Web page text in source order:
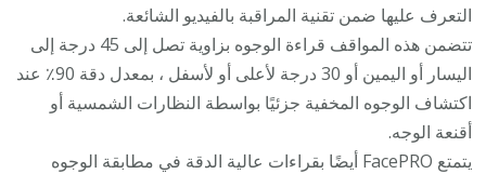
التعرف عليها ضمن تقنية المراقبة بالفيديو الشائعة.
تتضمن هذه المواقف قراءة الوجوه بزاوية تصل إلى 45 درجة إلى
اليسار أو اليمين أو 30 درجة لأعلى أو لأسفل ، بمعدل دقة 90٪ عند
اكتشاف الوجوه المخفية جزئيًا بواسطة النظارات الشمسية أو
أقنعة الوجه.
يتمتع FacePRO أيضًا بقراءات عالية الدقة في مطابقة الوجوه